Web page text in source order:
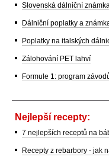
Slovenská dálniční
Dálniční poplatky a
Poplatky na italských
Zálohování PET lahví
Formule 1: program
Nejlepší recepty:
7 nejlepších receptů na
Recepty z rebarbory - jak